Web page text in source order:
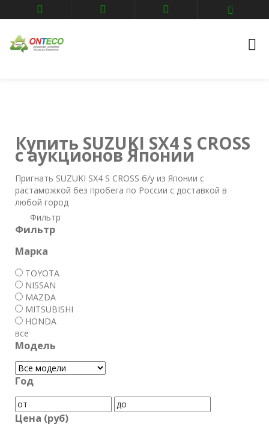
Главная
Авто аукционы
sx4-s-cross
Купить SUZUKI SX4 S CROSS
с аукционов Японии
Пригнать SUZUKI SX4 S CROSS б/у из Японии с
растаможкой без пробега по России с доставкой в
любой город
Фильтр
Фильтр
Марка
TOYOTA
NISSAN
MAZDA
MITSUBISHI
HONDA
все
Модель
Год
Цена (руб)